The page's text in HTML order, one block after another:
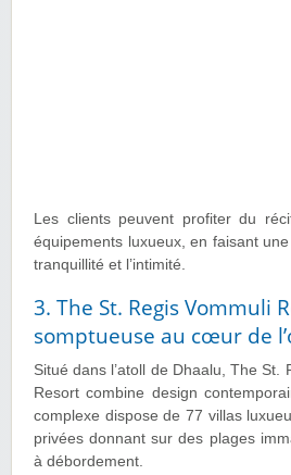
Les clients peuvent profiter du
équipements luxueux, en faisant
tranquillité et l’intimité.
3. The St. Regis Vommuli
somptueuse au cœur de
Situé dans l’atoll de Dhaalu, The St.
Resort combine design
complexe dispose de 77 villas
privées donnant sur des plages
à débordement.